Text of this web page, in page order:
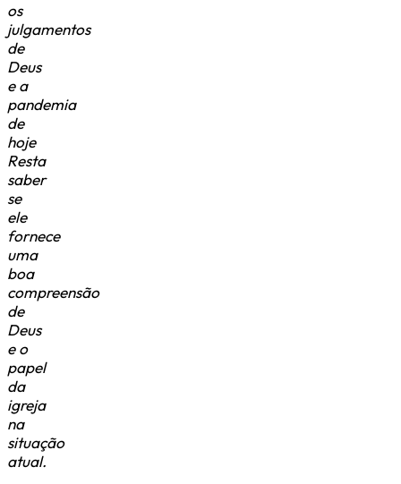
os
julgamentos
de
Deus
e a
pandemia
de
hoje
Resta
saber
se
ele
fornece
uma
boa
compreensão
de
Deus
e o
papel
da
igreja
na
situação
atual.